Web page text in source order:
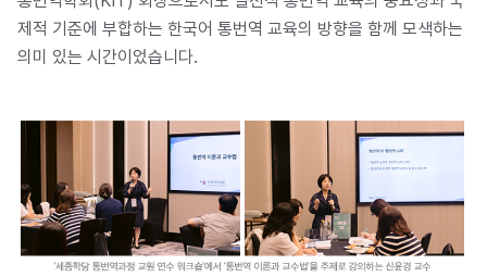
제적 기준에 부합하는 한국어 통번역 교육의 방향을 함께 모색하는
의미 있는 시간이었습니다.